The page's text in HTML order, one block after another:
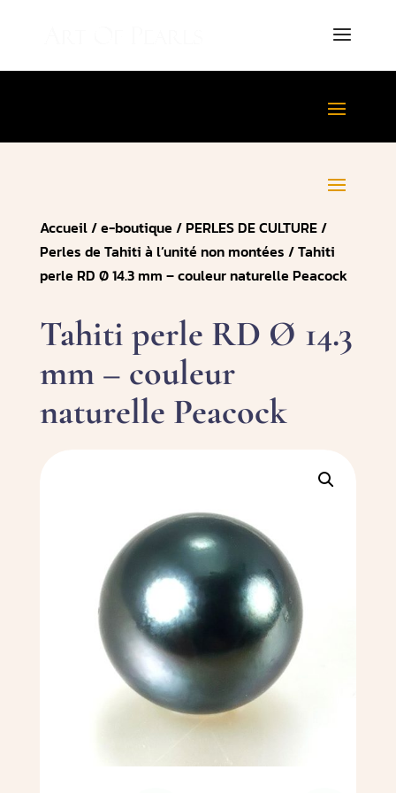
Accueil/e-boutique /PERLES DE CULTURE/
Perles de Tahiti à l’unité non montées / Tahiti
perle RD Ø 14.3 mm – couleur naturelle Peacock
Tahiti perle RD Ø 14.3
mm – couleur
naturelle Peacock